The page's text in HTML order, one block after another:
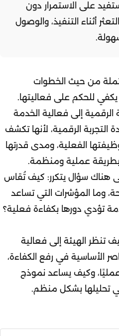
على الاستمرار دون
أثناء التنفيذ، والوصول
من حيث الخطوات
للحكم على فعاليتها.
إلى فعالية الخدمة
الرقمية، لأنها تكشف
الفعلية، ومدى قدرتها
بطريقة عملية ومنظمة.
هناك سؤال يتكرر: كيف تُقاس
وما المؤشرات التي تساعد
تؤدي دورها بكفاءة فعلية؟
تنظر الهيئة إلى فعالية
الأساسية في رفع الكفاءة،
وكيف يساعد نموذج